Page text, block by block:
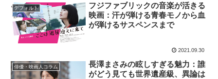
デフォルト
フジファブリックの音楽が活きる
映画：汗が弾ける青春モノから血
が弾けるサスペンスまで
2021.09.30
俳優・映画人コラム
長澤まさみの眩しすぎる魅力：誰
がどう見ても世界遺産級、異論は